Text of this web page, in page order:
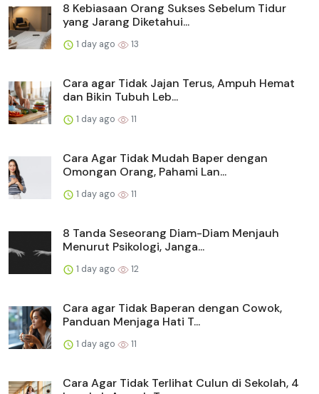
8 Kebiasaan Orang Sukses Sebelum Tidur
yang Jarang Diketahui...
1 day ago 13
Cara agar Tidak Jajan Terus, Ampuh Hemat
dan Bikin Tubuh Leb...
1 day ago 11
Cara Agar Tidak Mudah Baper dengan
Omongan Orang, Pahami Lan...
1 day ago 11
8 Tanda Seseorang Diam-Diam Menjauh
Menurut Psikologi, Janga...
1 day ago 12
Cara agar Tidak Baperan dengan Cowok,
Panduan Menjaga Hati T...
1 day ago 11
Cara Agar Tidak Terlihat Culun di Sekolah, 4